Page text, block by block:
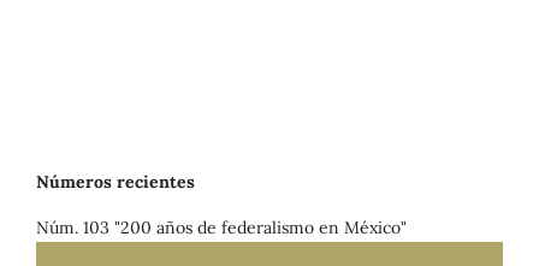
Números recientes
Núm. 103 "200 años de federalismo en México"